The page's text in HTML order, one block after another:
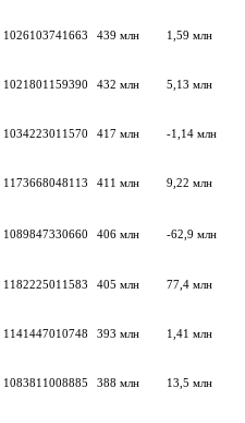
1026103741663 439 млн 1,59 млн
1021801159390 432 млн 5,13 млн
1034223011570 417 млн -1,14 млн
1173668048113 411 млн 9,22 млн
1089847330660 406 млн -62,9 млн
1182225011583 405 млн 77,4 млн
1141447010748 393 млн 1,41 млн
1083811008885 388 млн 13,5 млн